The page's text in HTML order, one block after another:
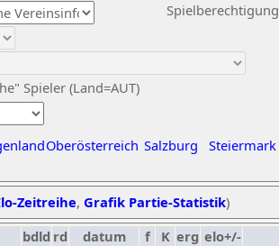
Spieler (Land=AUT)
Spielberechtigung
Oberösterreich Salzburg Steiermark
Zeitreihe, Grafik Partie-Statistik)
bdld rd datum f K erg elo+/-